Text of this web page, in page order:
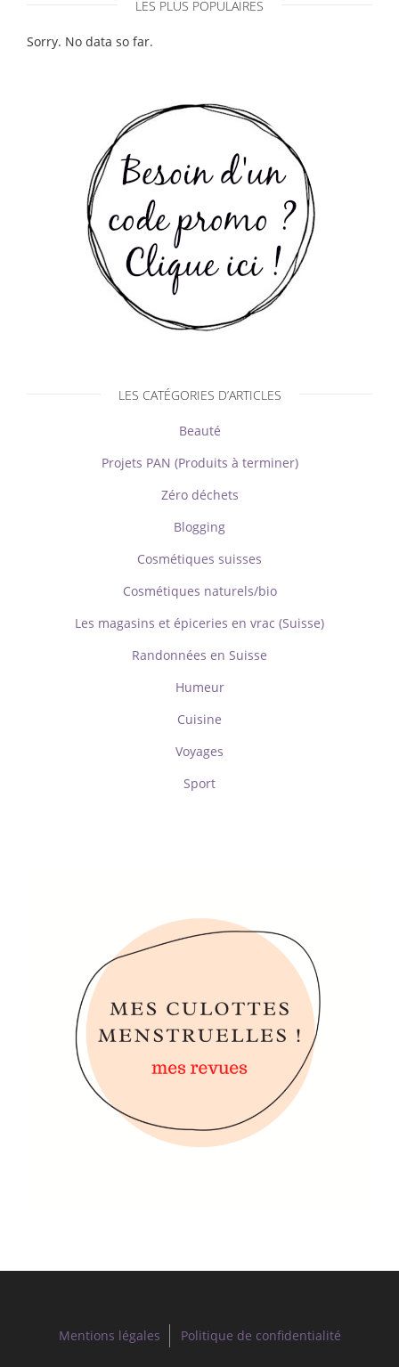
LES PLUS POPULAIRES
Sorry. No data so far.
LES CATÉGORIES D’ARTICLES
Beauté
Projets PAN (Produits à terminer)
Zéro déchets
Blogging
Cosmétiques suisses
Cosmétiques naturels/bio
Les magasins et épiceries en vrac (Suisse)
Randonnées en Suisse
Humeur
Cuisine
Voyages
Sport
Mentions légales Politique de confidentialité